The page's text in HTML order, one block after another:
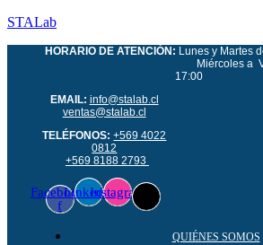
STALab
HORARIO DE ATENCIÓN: Lunes y Martes
Miércoles a Viernes
17:00
EMAIL: info@stalab.cl
ventas@stalab.cl
TELÉFONOS:+569 4022
0812
+569 8188 2793
Facebook-
f
LinkedinInstagram
QUIÉNES SOMOS